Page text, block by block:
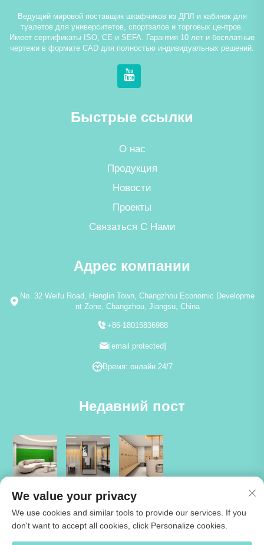
Ведущий мировой поставщик шкафчиков из ДПЛ и кабинок для
туалетов для университетов, спортзалов и торговых центров.
Имеет сертификаты ISO, CE и SEFA. Гарантия 10 лет и бесплатные
чертежи в формате CAD для полностью индивидуальных решений.
Быстрые ссылки
О нас
Продукция
Новости
Проекты
Связаться С Нами
Адрес компании
No. 32 Weifu Road, Henglin Town, Changzhou Economic Developme
nt Zone, Changzhou, Jiangsu, China
+86-18015836988
[email protected]
Время: онлайн 24/7
Недавний пост
We value your privacy
We use cookies and similar tools to provide our services. If you
don't want to accept all cookies, click Personalize cookies.